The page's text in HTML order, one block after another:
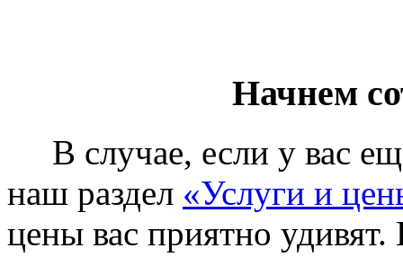
Начнем
В случае, если у вас
наш раздел «Услуги и
цены вас приятно